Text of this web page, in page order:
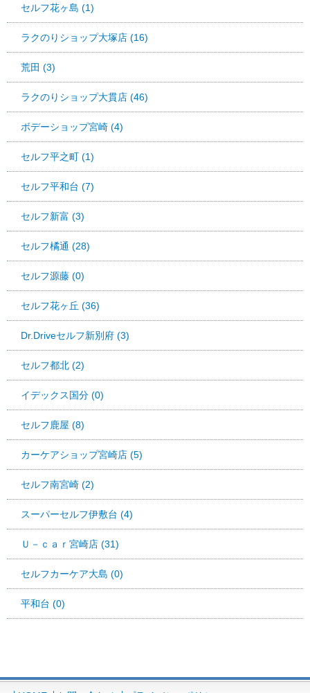
セルフ花ヶ島 (1)
ラクのりショップ大塚店 (16)
荒田 (3)
ラクのりショップ大貫店 (46)
ボデーショップ宮崎 (4)
セルフ平之町 (1)
セルフ平和台 (7)
セルフ新富 (3)
セルフ橘通 (28)
セルフ源藤 (0)
セルフ花ヶ丘 (36)
Dr.Driveセルフ新別府 (3)
セルフ都北 (2)
イデックス国分 (0)
セルフ鹿屋 (8)
カーケアショップ宮崎店 (5)
セルフ南宮崎 (2)
スーパーセルフ伊敷台 (4)
Ｕ－ｃａｒ宮崎店 (31)
セルフカーケア大島 (0)
平和台 (0)